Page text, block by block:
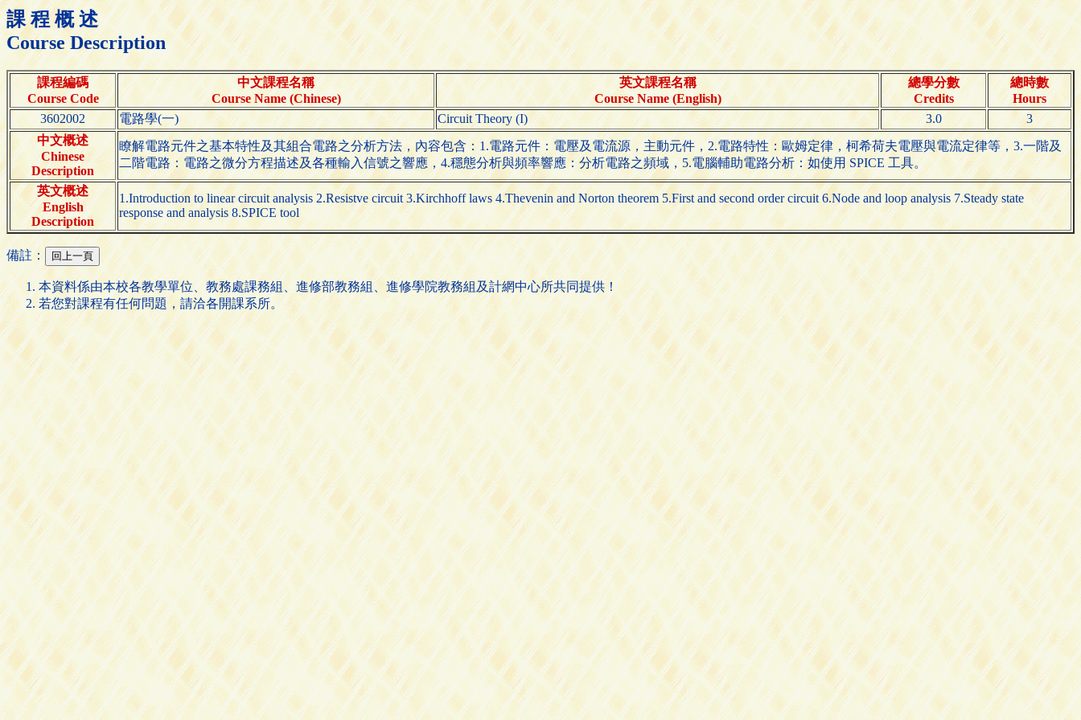
課 程 概 述
Course Description
課程編碼
Course Code
中文課程名稱
Course Name (Chinese)
英文課程名稱
Course Name (English)
總學分數
Credits
總時數
Hours
3602002
電路學(一) Circuit Theory (I) 3.0
3
中文概述
Chinese
Description
瞭解電路元件之基本特性及其組合電路之分析方法，內容包含：1.電路元件：電壓及電流源，主動元件，2.電路特性：歐姆定律，柯希荷夫電壓與電流定律等，3.一階及
二階電路：電路之微分方程描述及各種輸入信號之響應，4.穩態分析與頻率響應：分析電路之頻域，5.電腦輔助電路分析：如使用 SPICE 工具。
英文概述
English
Description
1.Introduction to linear circuit analysis 2.Resistve circuit 3.Kirchhoff laws 4.Thevenin and Norton theorem 5.First and second order circuit 6.Node and loop analysis 7.Steady state
response and analysis 8.SPICE tool
備註：
本資料係由本校各教學單位、教務處課務組、進修部教務組、進修學院教務組及計網中心所共同提供！
若您對課程有任何問題，請洽各開課系所。